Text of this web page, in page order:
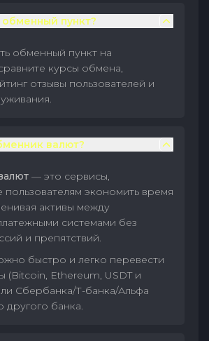
пункт?
обменный пункт на
курсы обмена,
отзывы пользователей и
валют?
— это сервисы,
экономить время
активы между
системами без
и препятствий.
быстро и легко перевести
(Bitcoin, Ethereum, USDT и
Сбербанка/Т-банка/Альфа
другого банка.